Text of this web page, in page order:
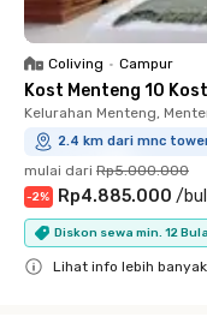
Coliving • Campur
Kost Menteng 10 Kost
Kelurahan Menteng,
2.4 km dari mnc
mulai dari Rp5.000.000
-2% Rp4.885.000 /
Diskon sewa min. 12
Lihat info lebih banyak